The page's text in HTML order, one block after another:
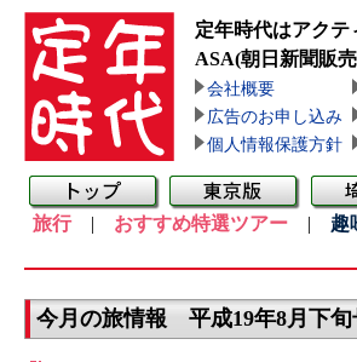
定年時代はアク
ASA(朝日新聞販
会社概要
広告のお申し込み
個人情報保護方針
旅行| おすすめ特選ツアー | 趣
今月の旅情報 平成19年8月下旬